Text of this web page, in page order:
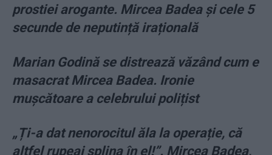
prostiei arogante. Mircea Badea și cele 5
secunde de neputință irațională
Marian Godină se distrează văzând cum e
masacrat Mircea Badea. Ironie
muşcătoare a celebrului polițist
„Ți-a dat nenorocitul ăla la operație, că
altfel rupeai splina în el!”. Mircea Badea,